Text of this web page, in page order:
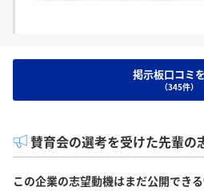
掲示板口コミ
（345件）
賛育会の選考を受けた先輩の
この企業の志望動機はまだ公開でき